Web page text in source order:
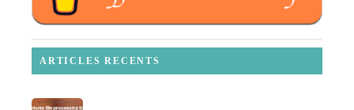
ARTICLES RECENTS